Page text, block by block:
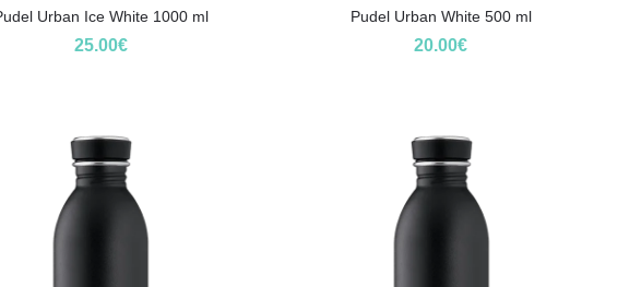
Urban Ice White 1000 ml
25.00€
Pudel Urban White 500 ml
20.00€